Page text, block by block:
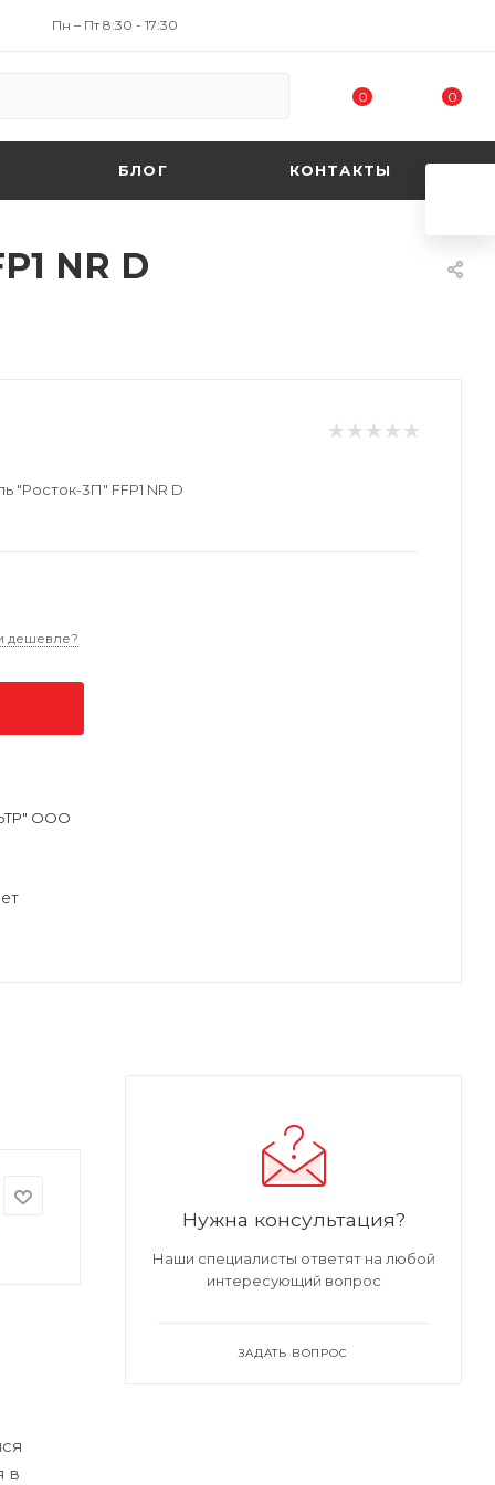
Пн – Пт 8:30 - 17:30
0 0
БЛОГ КОНТАКТЫ
NR D
"Росток-3П" FFP1 NR D
дешевле?
ООО
в
Нужна консультация?
Наши специалисты ответят на любой
интересующий вопрос
ЗАДАТЬ ВОПРОС